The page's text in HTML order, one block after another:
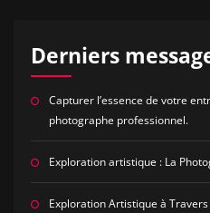
Derniers
Capturer l’essence de votre
photographe professionnel.
Exploration artistique : La
Exploration Artistique à